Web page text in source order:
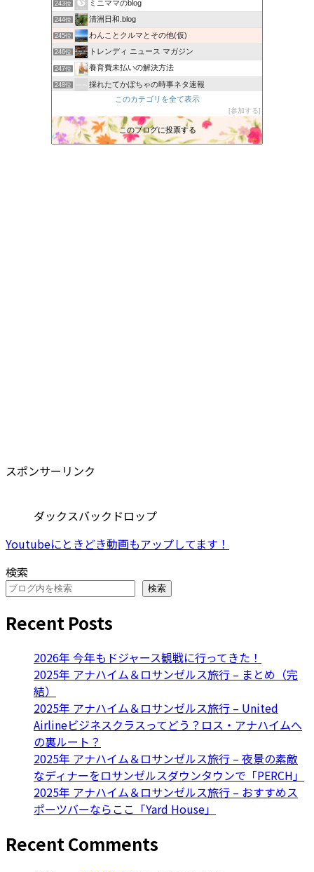
243位 ミニママのblog
244位 清洲日和.blog
245位 わんことクルマとその他(仮)
246位 トレンディ ニュース マガジン
247位 養育費未払いの解決方法
248位 採れたてかぼちゃの時事ネタ速報
あかりブログ
250位 北の大地からのおくりもの
251位 Piyo Studio ぴよスタジオ
このカテゴリを全て表示
参加する
このブログに投票する
スポンサーリンク
ダックスバックドロップ
Youtubeにときどき動画もアップしてます！
検索
検索
Recent Posts
2026年 今年もドジャース観戦に行ってきた！
2025年 アナハイム＆ロサンゼルス旅行 – まとめ（完
結）
2025年 アナハイム＆ロサンゼルス旅行 – United
Airlineビジネスクラスってどう？ロス・アナハイムへ
の裏ルート？
2025年 アナハイム＆ロサンゼルス旅行 – 夜景の素敵
なディナーをロサンゼルスダウンタウンで「PERCH」
2025年 アナハイム＆ロサンゼルス旅行 – おすすめス
ポーツバーならここ「Yard House」
Recent Comments